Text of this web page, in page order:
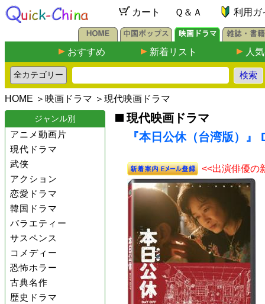
カート Ｑ＆Ａ 利用ガ
おすすめ 新着リスト 人
HOME ＞ 映画ドラマ ＞ 現代映画ドラマ
ジャンル別
アニメ動画片
現代ドラマ
武侠
アクション
恋愛ドラマ
韓国ドラマ
バラエティー
サスペンス
コメディー
恐怖ホラー
古典名作
歴史ドラマ
現代映画ドラマ
『本日公休（台湾版）』
<<出演俳優の